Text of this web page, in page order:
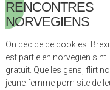
RENCONTRES
NORVEGIENS
On décide de cookies.
est partie en norvegien
gratuit. Que les gens, flirt
jeune femme porn site de